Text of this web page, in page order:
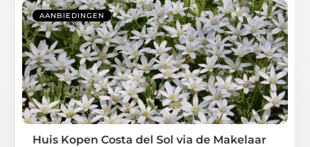
AANBIEDINGEN
Huis Kopen Costa del Sol via de Makelaar